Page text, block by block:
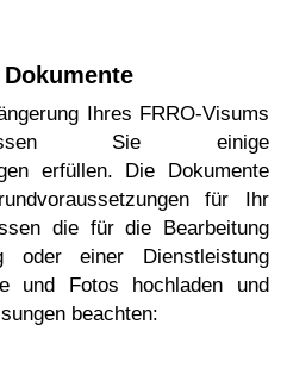
Ihres FRRO-Visums
Sie einige
erfüllen. Die Dokumente
für Ihr
die für die Bearbeitung
oder einer Dienstleistung
und Fotos hochladen und
beachten: